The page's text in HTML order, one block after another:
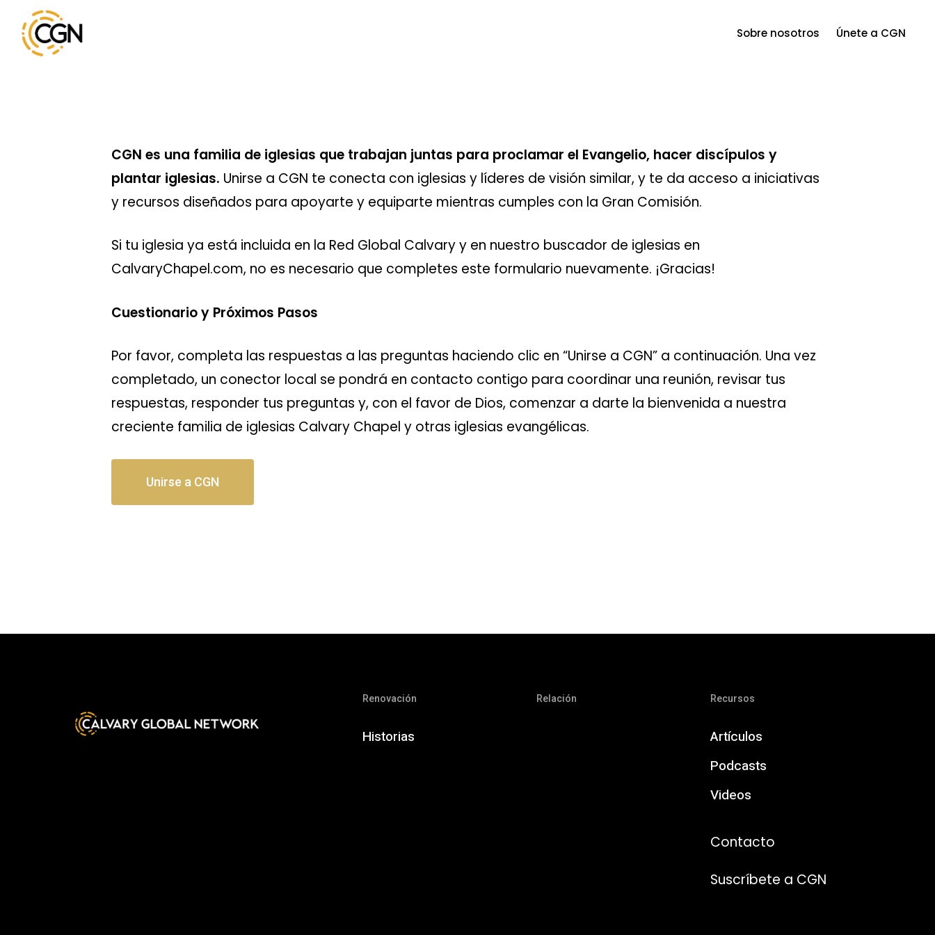
main
Sobre nosotros Únete a CGN
CGN es una familia de iglesias que trabajan juntas para proclamar el Evangelio, hacer discípulos y
plantar iglesias. Unirse a CGN te conecta con iglesias y líderes de visión similar, y te da acceso a iniciativas
y recursos diseñados para apoyarte y equiparte mientras cumples con la Gran Comisión.
Si tu iglesia ya está incluida en la Red Global Calvary y en nuestro buscador de iglesias en
CalvaryChapel.com, no es necesario que completes este formulario nuevamente. ¡Gracias!
Cuestionario y Próximos Pasos
Por favor, completa las respuestas a las preguntas haciendo clic en “Unirse a CGN” a continuación. Una vez
completado, un conector local se pondrá en contacto contigo para coordinar una reunión, revisar tus
respuestas, responder tus preguntas y, con el favor de Dios, comenzar a darte la bienvenida a nuestra
creciente familia de iglesias Calvary Chapel y otras iglesias evangélicas.
Unirse a CGN
Renovación
Historias
Relación Recursos
Artículos
Podcasts
Videos
Contacto
Suscríbete a CGN